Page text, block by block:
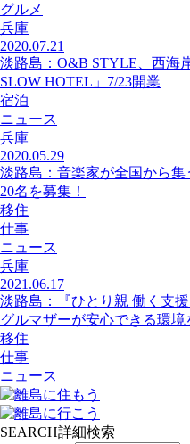
グルメ
兵庫
2020.07.21
淡路島：O&B STYLE、西海
SLOW HOTEL」7/23開業
宿泊
ニュース
兵庫
2020.05.29
淡路島：音楽家が全国から集
20名を募集！
移住
仕事
ニュース
兵庫
2021.06.17
淡路島：『ひとり親 働く支
グルマザーが安心できる環境
移住
仕事
ニュース
SEARCH詳細検索